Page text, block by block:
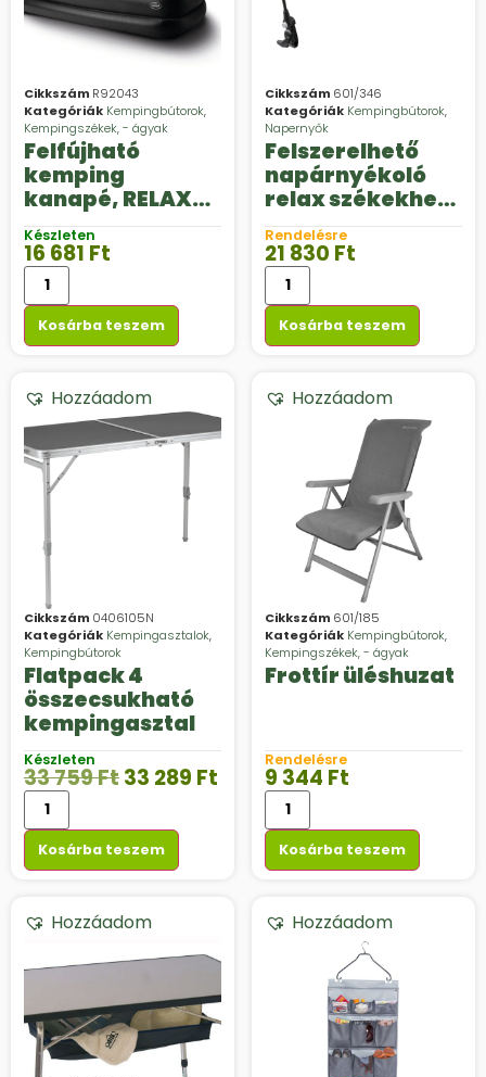
Cikkszám R92043
Kategóriák Kempingbútorok,
Kempingszékek, - ágyak
Felfújható
kemping
kanapé, RELAX
DOUBLE Camp4,
145x78x65 cm,
fekete/jégkék
Készleten
16 681 Ft
Kosárba teszem
Cikkszám 601/346
Kategóriák Kempingbútorok,
Napernyők
Felszerelhető
napárnyékoló
relax székekhez,
napozó
ágyakhoz
Rendelésre
21 830 Ft
Kosárba teszem
Hozzáadom
Cikkszám 0406105N
Kategóriák Kempingasztalok,
Kempingbútorok
Flatpack 4
összecsukható
kempingasztal
Készleten
33 759Ft33 289 Ft
Kosárba teszem
Hozzáadom
Cikkszám 601/185
Kategóriák Kempingbútorok,
Kempingszékek, - ágyak
Frottír üléshuzat
Rendelésre
9 344 Ft
Kosárba teszem
Hozzáadom Hozzáadom